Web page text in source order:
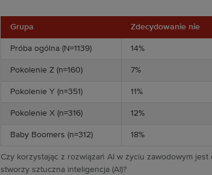
Czy korzystając z rozwiązań AI w życiu zawodowym
stworzy sztuczna inteligencja (AI)?
Grupa Zdecydowanie nie
Próba ogólna (N=1139) 14%
Pokolenie Z (n=160) 7%
Pokolenie Y (n=351) 11%
Pokolenie X (n=316) 12%
Baby Boomers (n=312) 18%